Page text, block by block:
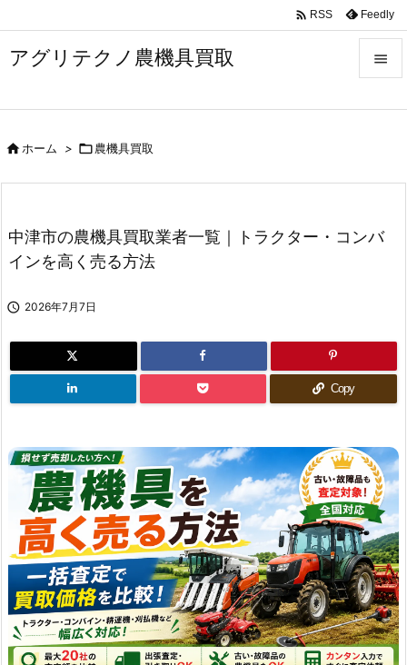
アグリテクノ農機具買取 


 RSS Feedly
ホーム > 農機具買取
中津市の農機具買取業者一覧｜トラクター・コンバ
インを高く売る方法
 2026年7月7日
Copy